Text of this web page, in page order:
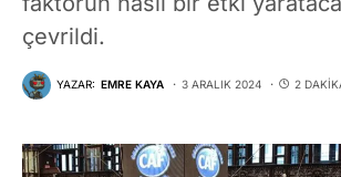
çevrildi.
YAZAR: EMRE KAYA 3 ARALIK 2024 2